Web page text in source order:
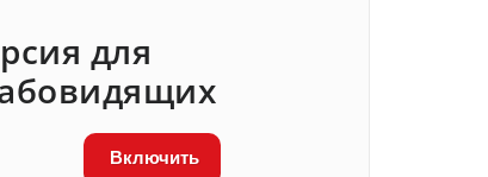
для
Включить